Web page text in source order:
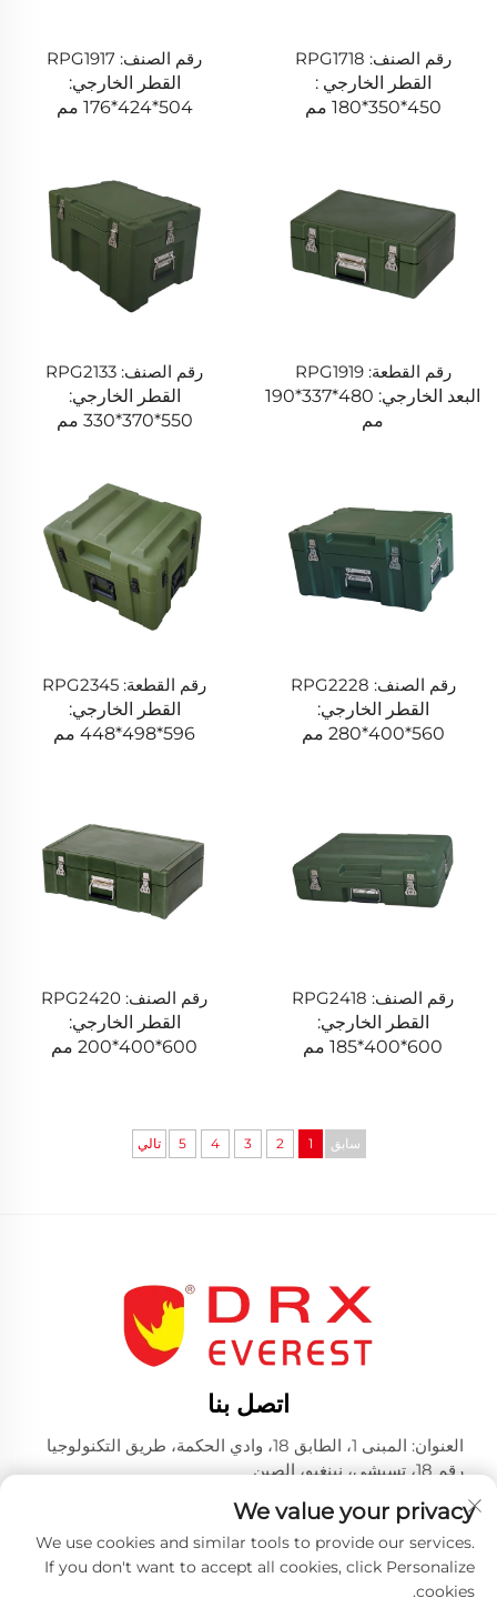
رقم الصنف: RPG1718
القطر الخارجي :
450*350*180 مم
رقم الصنف: RPG1917
القطر الخارجي:
504*424*176 مم
رقم القطعة: RPG1919
البعد الخارجي: 480*337*190
مم
رقم الصنف: RPG2133
القطر الخارجي:
550*370*330 مم
رقم الصنف: RPG2228
القطر الخارجي:
560*400*280 مم
رقم القطعة: RPG2345
القطر الخارجي:
596*498*448 مم
رقم الصنف: RPG2418
القطر الخارجي:
600*400*185 مم
رقم الصنف: RPG2420
القطر الخارجي:
600*400*200 مم
سابق 1
2
3
4
5 تالي
اتصل بنا
العنوان: المبنى 1، الطابق 18، وادي الحكمة، طريق التكنولوجيا
رقم 18، تسيشي، نينغبو، الصين
الهاتف:+86-574-23660321
بريد إلكتروني:[email protected]
We value your privacy
We use cookies and similar tools to provide our services.
If you don't want to accept all cookies, click Personalize
cookies.